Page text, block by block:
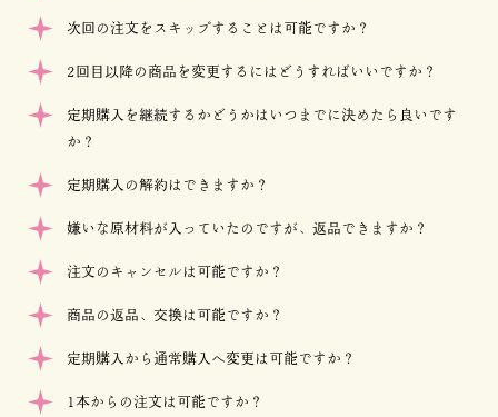
次回の注文をスキップすることは可能ですか？
2回目以降の商品を変更するにはどうすればいいですか？
定期購入を継続するかどうかはいつまでに決めたら良いです
か？
定期購入の解約はできますか？
嫌いな原材料が入っていたのですが、返品できますか？
注文のキャンセルは可能ですか？
商品の返品、交換は可能ですか？
定期購入から通常購入へ変更は可能ですか？
1本からの注文は可能ですか？